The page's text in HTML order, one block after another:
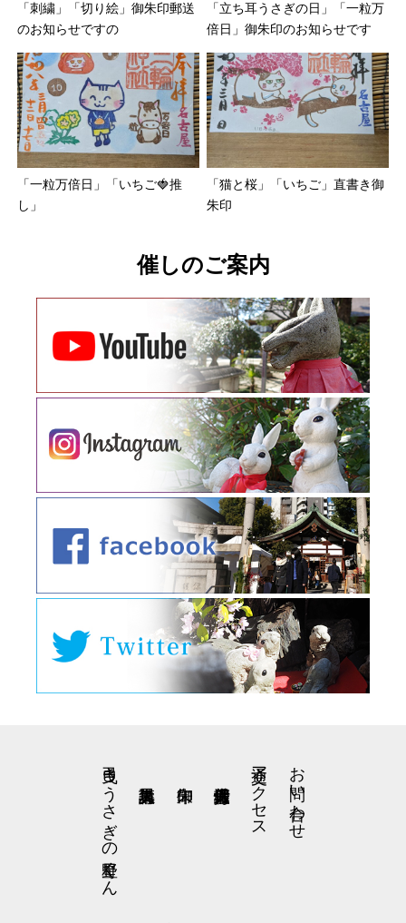
「刺繍」「切り絵」御朱印郵送
のお知らせですの
「立ち耳うさぎの日」「一粒万
倍日」御朱印のお知らせです
「一粒万倍日」「いちご🍓推
し」
「猫と桜」「いちご」直書き御
朱印
催しのご案内
お問い合わせ
交通アクセス
弓曳きうさぎの星野くん